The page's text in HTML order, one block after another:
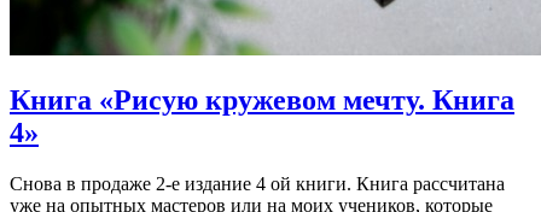
Книга «Рисую кружевом мечту. Книга
4»
Снова в продаже 2-е издание 4 ой книги. Книга рассчитана
уже на опытных мастеров или на моих учеников, которые